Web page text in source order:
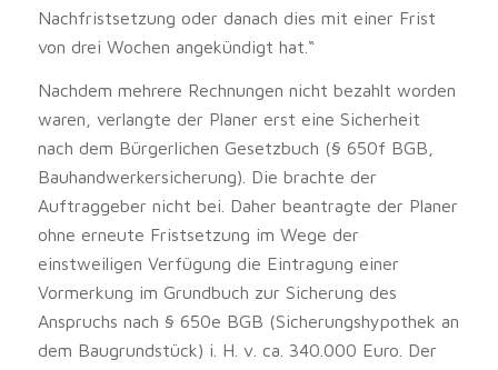
Nachfristsetzung oder danach dies mit einer Frist
von drei Wochen angekündigt hat.“
Nachdem mehrere Rechnungen nicht bezahlt worden
waren, verlangte der Planer erst eine Sicherheit
nach dem Bürgerlichen Gesetzbuch (§ 650f BGB,
Bauhandwerkersicherung). Die brachte der
Auftraggeber nicht bei. Daher beantragte der Planer
ohne erneute Fristsetzung im Wege der
einstweiligen Verfügung die Eintragung einer
Vormerkung im Grundbuch zur Sicherung des
Anspruchs nach § 650e BGB (Sicherungshypothek an
dem Baugrundstück) i. H. v. ca. 340.000 Euro. Der